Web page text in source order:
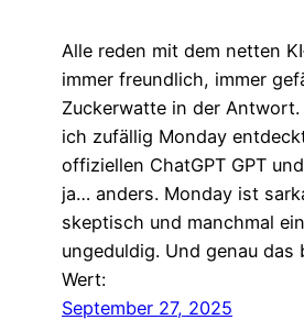
Alle reden mit dem netten
immer freundlich, immer
Zuckerwatte in der Antwort.
ich zufällig Monday
offiziellen ChatGPT GPT
ja… anders. Monday ist
skeptisch und manchmal
ungeduldig. Und genau das
Wert:
September 27, 2025